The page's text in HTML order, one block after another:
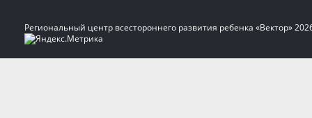
Региональный центр всестороннего развития ребенка «Вектор»